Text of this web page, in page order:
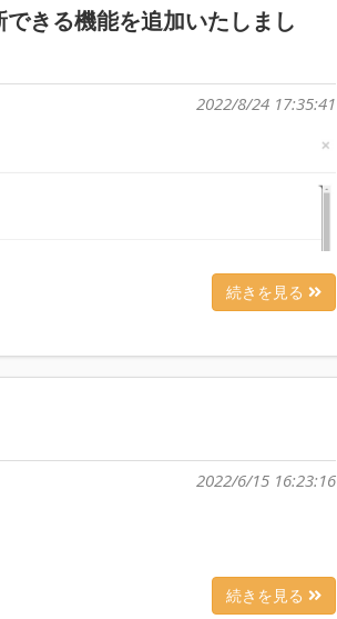
きる機能を追加いたしまし
2022/8/24 17:35:41
続きを見る
2022/6/15 16:23:16
続きを見る